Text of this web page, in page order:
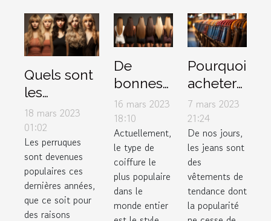
Quels sont
les
accessoires
à mettre
sous une
perruque ?
18 mars 2023
01:02
Les perruques
sont devenues
populaires ces
dernières années,
que ce soit pour
des raisons
De
bonnes
raisons
d’utiliser
le lissage
brésilien
16 mars 2023
18:10
Actuellement,
le type de
coiffure le
plus populaire
dans le
monde entier
Pourquoi
acheter
des
jeans
femme
auprès
d’un
grossiste
en
7 mars 2023
21:24
De nos jours,
les jeans sont
des
vêtements de
tendance dont
la popularité